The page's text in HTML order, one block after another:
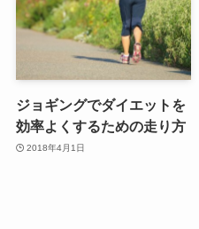
ジョギングでダイエットを
効率よくするための走り方
2018年4月1日